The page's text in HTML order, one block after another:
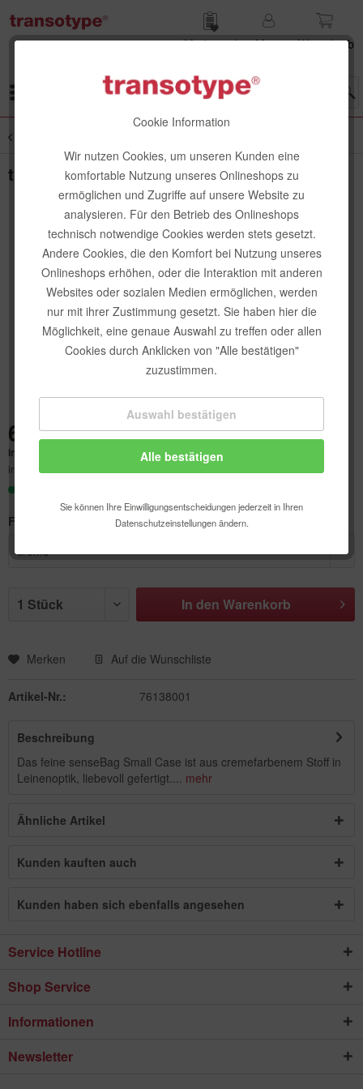
Merk­zettel
Mein
Waren­korb
Cookie Information
Wir nutzen Cookies, um unseren Kunden eine
komfortable Nutzung unseres Onlineshops zu
ermöglichen und Zugriffe auf unsere Website zu
analysieren. Für den Betrieb des Onlineshops
technisch notwendige Cookies werden stets gesetzt.
Andere Cookies, die den Komfort bei Nutzung unseres
Onlineshops erhöhen, oder die Interaktion mit anderen
Websites oder sozialen Medien ermöglichen, werden
nur mit ihrer Zustimmung gesetzt. Sie haben hier die
Möglichkeit, eine genaue Auswahl zu treffen oder allen
Cookies durch Anklicken von "Alle bestätigen"
zuzustimmen.
Technisch erforderlich
Komfortfunktionen
Auswahl bestätigen
Alle bestätigen
Sie können Ihre Einwilligungsentscheidungen jederzeit in Ihren
Datenschutzeinstellungen ändern.
transotype senseBag Small Case
6,55 € *
Inhalt:
inkl. MwSt.
Farbe:
In den Warenkorb
Merken Auf die Wunschliste
Artikel-Nr.: 76138001
Beschreibung
Das feine senseBag Small Case ist aus cremefarbenem Stoff in
Leinenoptik, liebevoll gefertigt.... mehr
Ähnliche Artikel
Kunden kauften auch
Kunden haben sich ebenfalls angesehen
Service Hotline
Shop Service
Informationen
Newsletter